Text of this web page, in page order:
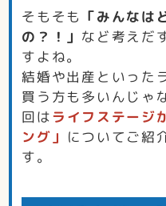
そもそも 「みんなは
の？！」 など考えだ
すよね。
結婚や出産といった
買う方も多いんじゃ
回はライフステージ
ング」 についてご紹
す。